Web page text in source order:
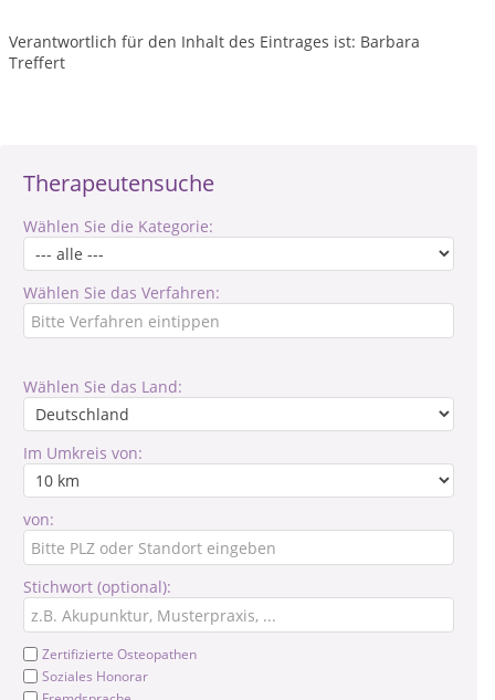
Therapeutensuche
Wählen Sie die Kategorie:
Wählen Sie das Verfahren:
Wählen Sie das Land:
Im Umkreis von:
von:
Stichwort (optional):
Zertifizierte Osteopathen
Soziales Honorar
Verantwortlich für den Inhalt des Eintrages ist: Barbara
Treffert